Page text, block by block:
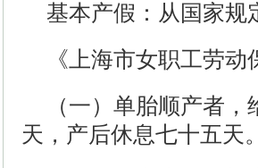
基本产假：从国家规
《上海市女职工劳
（一）单胎顺产者
天，产后休息七十五天。